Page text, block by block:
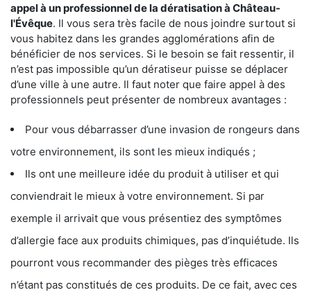
appel à un professionnel de la dératisation à Château-
l'Évêque. Il vous sera très facile de nous joindre surtout si
vous habitez dans les grandes agglomérations afin de
bénéficier de nos services. Si le besoin se fait ressentir, il
n’est pas impossible qu’un dératiseur puisse se déplacer
d’une ville à une autre. Il faut noter que faire appel à des
professionnels peut présenter de nombreux avantages :
Pour vous débarrasser d’une invasion de rongeurs dans
votre environnement, ils sont les mieux indiqués ;
Ils ont une meilleure idée du produit à utiliser et qui
conviendrait le mieux à votre environnement. Si par
exemple il arrivait que vous présentiez des symptômes
d’allergie face aux produits chimiques, pas d’inquiétude. Ils
pourront vous recommander des pièges très efficaces
n’étant pas constitués de ces produits. De ce fait, avec ces